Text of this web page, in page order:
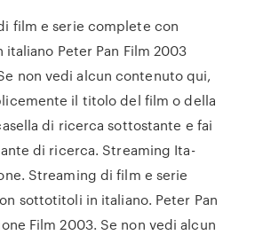
film e serie complete con
Peter Pan Film 2003
non vedi alcun contenuto qui,
il titolo del film o della
di ricerca sottostante e fai
di ricerca. Streaming Ita-
Streaming di film e serie
sottotitoli in italiano. Peter Pan
Film 2003. Se non vedi alcun